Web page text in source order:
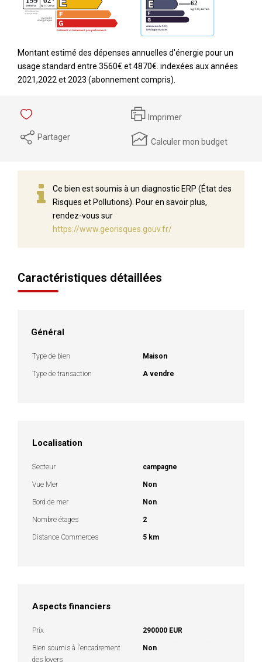
Montant estimé des dépenses annuelles d'énergie pour un
usage standard entre 3560€ et 4870€. indexées aux années
2021,2022 et 2023 (abonnement compris).
Imprimer
Partager Calculer mon budget
Ce bien est soumis à un diagnostic ERP (État des
Risques et Pollutions). Pour en savoir plus,
rendez-vous sur
https://www.georisques.gouv.fr/
Caractéristiques détaillées
Général
Type de bien Maison
Type de transaction A vendre
Localisation
Secteur campagne
Vue Mer Non
Bord de mer Non
Nombre étages 2
Distance Commerces 5 km
Aspects financiers
Prix 290000 EUR
Bien soumis à l'encadrement
des loyers
Non